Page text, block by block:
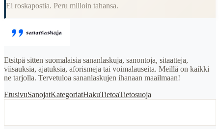
Ei roskapostia. Peru milloin tahansa.
Etsitpä sitten suomalaisia sananlaskuja, sanontoja, sitaatteja,
viisauksia, ajatuksia, aforismeja tai voimalauseita. Meillä on kaikki
ne tarjolla. Tervetuloa sananlaskujen ihanaan maailmaan!
EtusivuSanojatKategoriatHakuTietoaTietosuoja